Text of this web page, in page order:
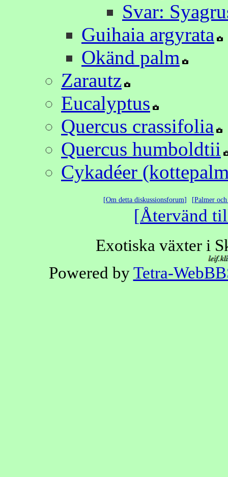
Svar:
Guihaia argyrata
Okänd palm
Zarautz
Eucalyptus
Quercus crassifolia
Quercus humboldtii
Cykadéer
Om detta diskussionsforum Palmer
Återvänd
Exotiska växter i
Powered byTetra-